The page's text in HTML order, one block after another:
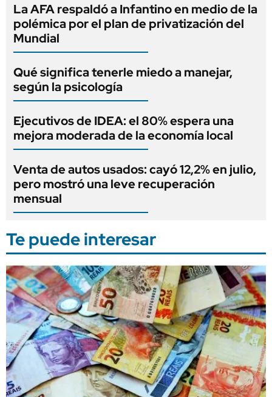
La AFA respaldó a Infantino en medio de la
polémica por el plan de privatización del
Mundial
Qué significa tenerle miedo a manejar,
según la psicología
Ejecutivos de IDEA: el 80% espera una
mejora moderada de la economía local
Venta de autos usados: cayó 12,2% en julio,
pero mostró una leve recuperación
mensual
Te puede interesar